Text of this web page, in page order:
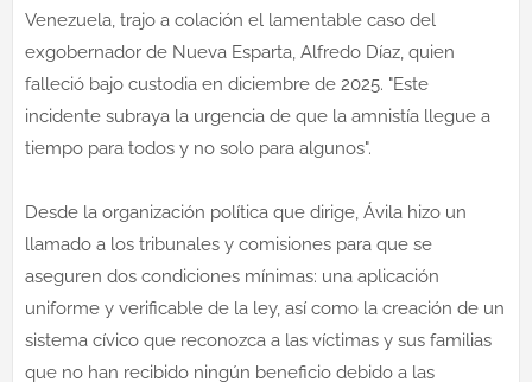
Venezuela, trajo a colación el lamentable caso del
exgobernador de Nueva Esparta, Alfredo Díaz, quien
falleció bajo custodia en diciembre de 2025. "Este
incidente subraya la urgencia de que la amnistía llegue a
tiempo para todos y no solo para algunos".
Desde la organización política que dirige, Ávila hizo un
llamado a los tribunales y comisiones para que se
aseguren dos condiciones mínimas: una aplicación
uniforme y verificable de la ley, así como la creación de un
sistema cívico que reconozca a las víctimas y sus familias
que no han recibido ningún beneficio debido a las